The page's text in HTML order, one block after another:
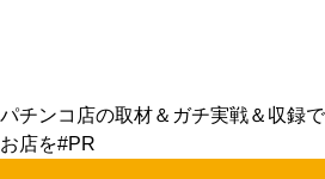
パチンコ店の取材＆ガチ実戦＆収録で
お店を#PR